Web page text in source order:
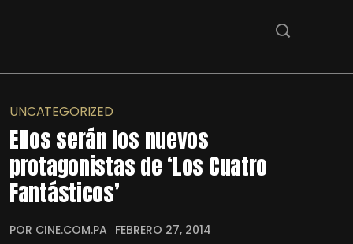
UNCATEGORIZED
Ellos serán los nuevos
protagonistas de ‘Los Cuatro
Fantásticos’
POR CINE.COM.PA FEBRERO 27, 2014